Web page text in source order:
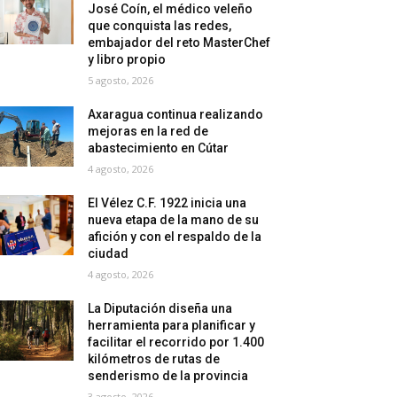
José Coín, el médico veleño
que conquista las redes,
embajador del reto MasterChef
y libro propio
5 agosto, 2026
Axaragua continua realizando
mejoras en la red de
abastecimiento en Cútar
4 agosto, 2026
El Vélez C.F. 1922 inicia una
nueva etapa de la mano de su
afición y con el respaldo de la
ciudad
4 agosto, 2026
La Diputación diseña una
herramienta para planificar y
facilitar el recorrido por 1.400
kilómetros de rutas de
senderismo de la provincia